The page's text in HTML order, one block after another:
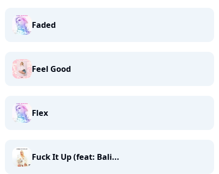
Faded
Feel Good
Flex
Fuck It Up (feat: Bali...